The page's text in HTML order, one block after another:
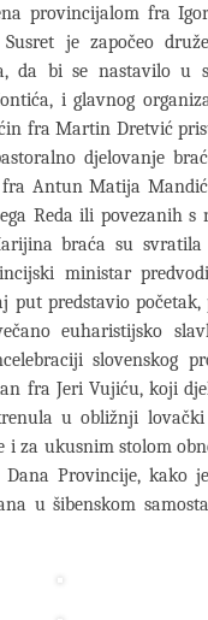
provincijalom fra
je započeo
da bi se nastavilo u
i glavnog
fra Martin Dretvić
djelovanje
Antun Matija Mandić
Reda ili povezanih
braća su
ministar
predstavio
euharistijsko
slovenskog
fra Jeri Vujiću, koji
u obližnji
i za ukusnim stolom
Dana Provincije, kako
u šibenskom